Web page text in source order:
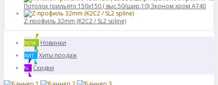
Потолок грильято 150х150 ( выс.50/шир.10) Эконом хром А740
Z-профиль 32mm (K2C2 / SL2 spline)
NEW Новинки
ХИТ Хиты продаж
% Скидки